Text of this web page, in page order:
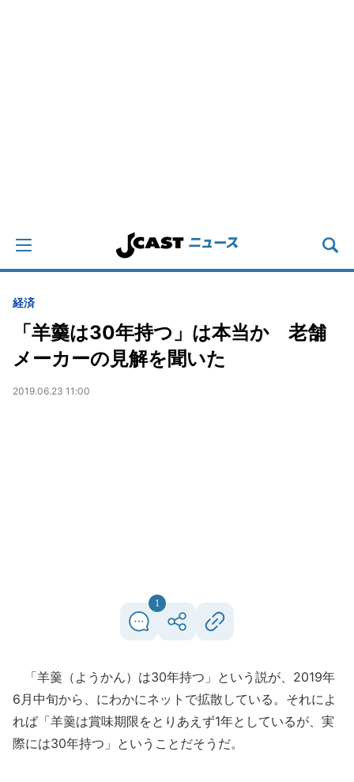
経済
「羊羹は30年持つ」は本当か 老舗
メーカーの見解を聞いた
2019.06.23 11:00
1
「羊羹（ようかん）は30年持つ」という説が、2019年
6月中旬から、にわかにネットで拡散している。それによ
れば「羊羹は賞味期限をとりあえず1年としているが、実
際には30年持つ」ということだそうだ。